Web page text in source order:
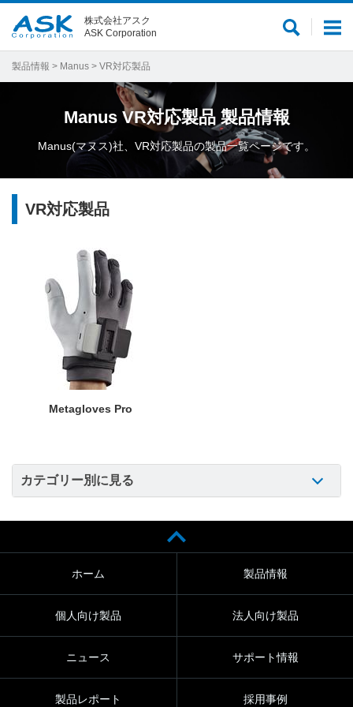
メ
ー
サ
内
索
株式会社アスク
ASK Corporation
製品情報 > Manus > VR対応製品
Manus VR対応製品 製品情報
Manus(マヌス)社、VR対応製品の製品一覧ページです。
VR対応製品
Metagloves Pro
カテゴリー別に見る
ホーム 製品情報
個人向け製品 法人向け製品
ニュース サポート情報
製品レポート 採用事例